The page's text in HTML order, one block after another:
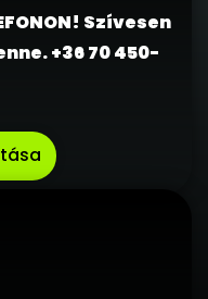
Szívesen
+36 70 450-